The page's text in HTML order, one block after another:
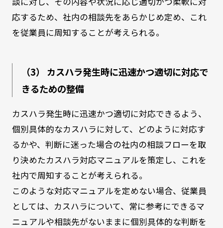
応するため、社内の相談先をあらかじめ定め、これ
を従業員に周知することが考えられる。
（3） カスハラ発生時に迅速かつ適切に対応で
きるための整備
カスハラ発生時に迅速かつ適切に対応できるよう、
個別具体的なカスハラに対して、どのように対応す
るかや、判断に迷った場合の社内の相談フローを取
り決めたカスハラ対応マニュアルを策定し、これを
社内で周知することが考えられる。
このような対応マニュアルを定めない場合、従業員
としては、カスハラについて、常に参考にできるマ
ニュアルや相談先がないままに個別具体的な判断を